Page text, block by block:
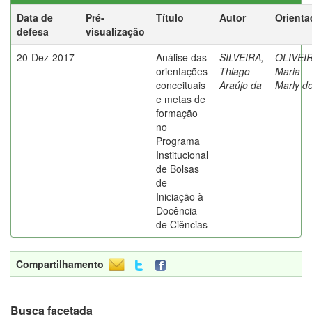
Data de
defesa
Pré-
visualização
Título Autor
20-Dez-2017
Análise das
orientações
conceituais
e metas de
formação
no
Programa
Institucional
de Bolsas
de
Iniciação à
Docência
de Ciências
SILVEIRA,
Thiago
Araújo da
Maria
Marly
Compartilhamento
Busca facetada